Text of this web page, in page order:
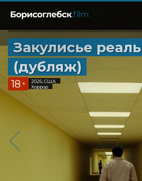
Закулисье
(дубляж)
18 +
2026, США
Хоррор